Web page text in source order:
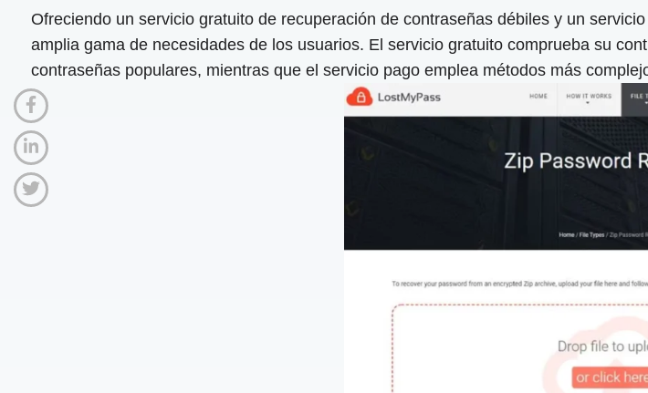
Ofreciendo un servicio gratuito de recuperación de contraseñas débiles y un
amplia gama de necesidades de los usuarios. El servicio gratuito comprueba su
contraseñas populares, mientras que el servicio pago emplea métodos más